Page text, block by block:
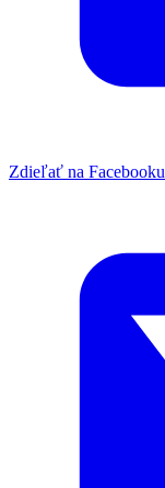
Zdieľať na Facebooku